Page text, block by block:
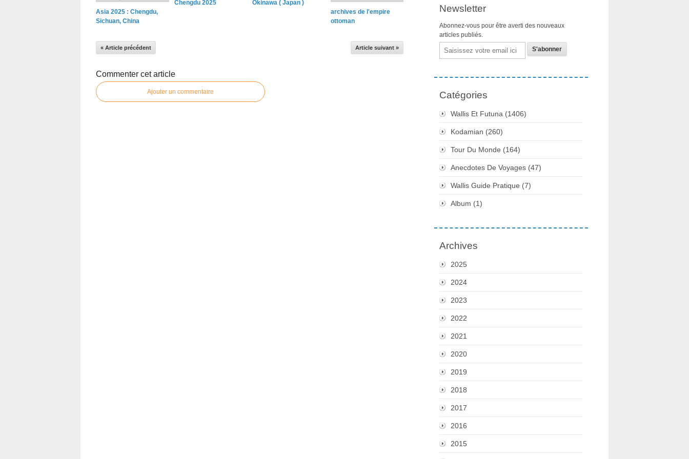
Asia 2025 : Chengdu,
Sichuan, China
Chengdu 2025
Okinawa ( Japan )
archives de l'empire
ottoman
« Article précédent Article suivant »
Commenter cet article
Ajouter un commentaire
Newsletter
Abonnez-vous pour être averti des nouveaux
articles publiés.
Email
Catégories
Wallis Et Futuna (1406)
Kodamian (260)
Tour Du Monde (164)
Anecdotes De Voyages (47)
Wallis Guide Pratique (7)
Album (1)
Archives
2025
2024
2023
2022
2021
2020
2019
2018
2017
2016
2015